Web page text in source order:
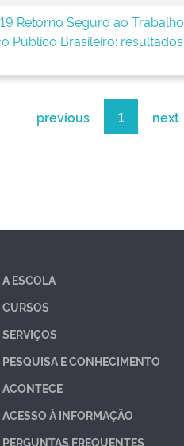
Retorno Seguro ao Trabalho
Público Brasileiro: resultados
previous 1 next
A ESCOLA
CURSOS
SERVIÇOS
PESQUISA E CONHECIMENTO
ACONTECE
ACESSO À INFORMAÇÃO
PERGUNTAS FREQUENTES